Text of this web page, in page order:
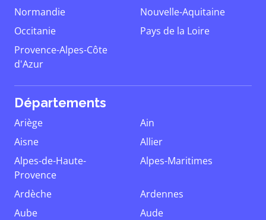
Normandie
Nouvelle-Aquitaine
Occitanie
Pays de la Loire
Provence-Alpes-Côte
d'Azur
Départements
Ariège
Ain
Aisne
Allier
Alpes-de-Haute-
Provence
Alpes-Maritimes
Ardèche
Ardennes
Aube
Aude